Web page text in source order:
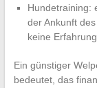
Hundetraining:
der Ankunft
keine
Ein günstiger
bedeutet, das